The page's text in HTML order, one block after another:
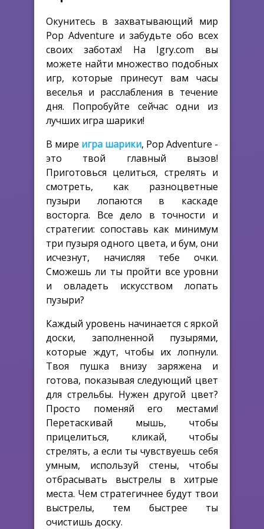
Окунитесь в захватывающий мир
Pop Adventure и забудьте обо всех
своих заботах! На Igry.com вы
можете найти множество подобных
игр, которые принесут вам часы
веселья и расслабления в течение
дня. Попробуйте сейчас одни из
лучших игра шарики!
В мире игра шарики, Pop Adventure -
это твой главный вызов!
Приготовься целиться, стрелять и
смотреть, как разноцветные
пузыри лопаются в каскаде
восторга. Все дело в точности и
стратегии: сопоставь как минимум
три пузыря одного цвета, и бум, они
исчезнут, начисляя тебе очки.
Сможешь ли ты пройти все уровни
и овладеть искусством лопать
пузыри?
Каждый уровень начинается с яркой
доски, заполненной пузырями,
которые ждут, чтобы их лопнули.
Твоя пушка внизу заряжена и
готова, показывая следующий цвет
для стрельбы. Нужен другой цвет?
Просто поменяй его местами!
Перетаскивай мышь, чтобы
прицелиться, кликай, чтобы
стрелять, а если ты чувствуешь себя
умным, используй стены, чтобы
отбрасывать выстрелы в хитрые
места. Чем стратегичнее будут твои
выстрелы, тем быстрее ты
очистишь доску.